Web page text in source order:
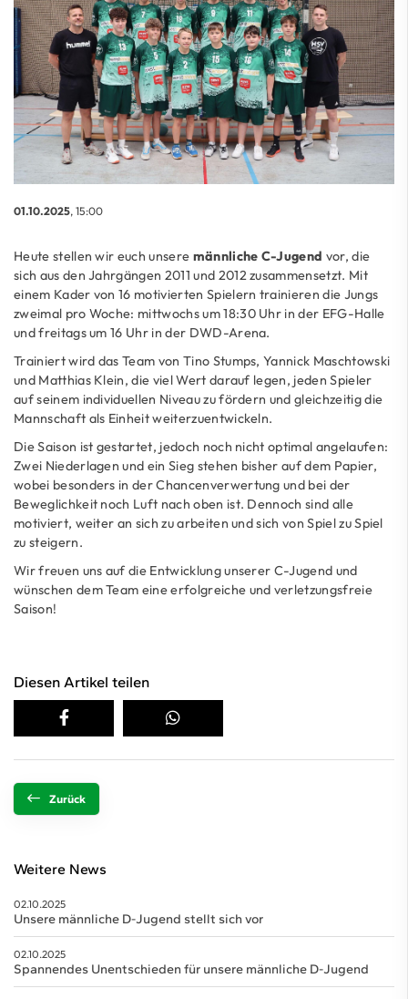
01.10.2025, 15:00
Heute stellen wir euch unsere männliche C-Jugend vor, die
sich aus den Jahrgängen 2011 und 2012 zusammensetzt. Mit
einem Kader von 16 motivierten Spielern trainieren die Jungs
zweimal pro Woche: mittwochs um 18:30 Uhr in der EFG-Halle
und freitags um 16 Uhr in der DWD-Arena.
Trainiert wird das Team von Tino Stumps, Yannick Maschtowski
und Matthias Klein, die viel Wert darauf legen, jeden Spieler
auf seinem individuellen Niveau zu fördern und gleichzeitig die
Mannschaft als Einheit weiterzuentwickeln.
Die Saison ist gestartet, jedoch noch nicht optimal angelaufen:
Zwei Niederlagen und ein Sieg stehen bisher auf dem Papier,
wobei besonders in der Chancenverwertung und bei der
Beweglichkeit noch Luft nach oben ist. Dennoch sind alle
motiviert, weiter an sich zu arbeiten und sich von Spiel zu Spiel
zu steigern.
Wir freuen uns auf die Entwicklung unserer C-Jugend und
wünschen dem Team eine erfolgreiche und verletzungsfreie
Saison!
Diesen Artikel teilen
Zurück
Weitere News
02.10.2025
Unsere männliche D-Jugend stellt sich vor
02.10.2025
Spannendes Unentschieden für unsere männliche D-Jugend